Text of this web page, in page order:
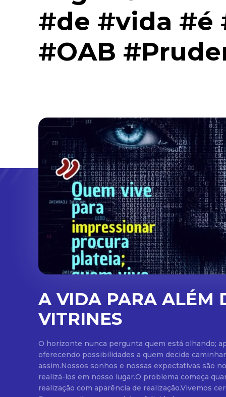
#de #vida #é
#OAB
A VIDA PARA ALÉM
VITRINES
O horizonte nunca pergunta quem está olhando;
oferecendo possibilidades a quem decide
assim.Nossos sonhos e nossas expectativas são
realizá-los em nosso lugar.O problema começa
realização com aparência de realização.Vivemos